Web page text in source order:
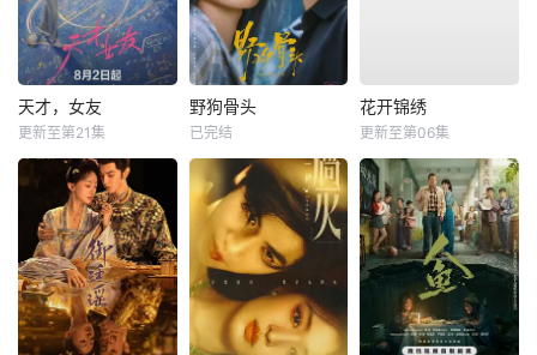
天才，女友
更新至第21集
野狗骨头
已完结
花开锦绣
更新至第06集